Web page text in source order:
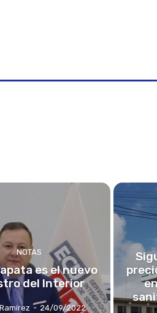
NOTAS
es el nuevo
del Interior
- 24/09/2022